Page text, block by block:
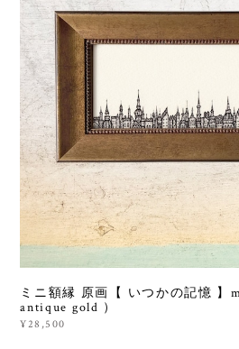
ミニ額縁 原画【 いつかの記憶 】
antique gold ）
¥28,500